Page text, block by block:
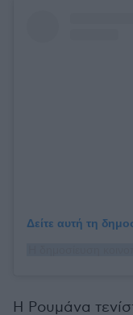
Δείτε αυτή τη
Η Ρουμάνα